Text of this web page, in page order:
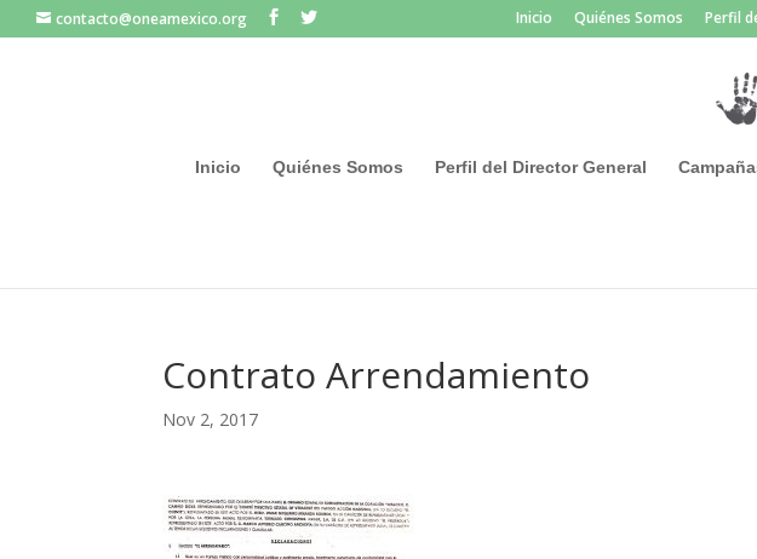
contacto@oneamexico.org Inicio Quiénes Somos Perfil
Inicio Quiénes Somos Perfil del Director General
Contrato Arrendamiento
Nov 2, 2017